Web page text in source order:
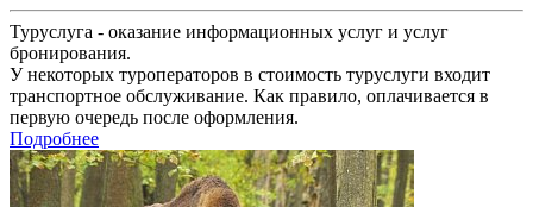
Туруслуга - оказание информационных услуг и услуг
бронирования.
У некоторых туроператоров в стоимость туруслуги входит
транспортное обслуживание. Как правило, оплачивается в
первую очередь после оформления.
Подробнее